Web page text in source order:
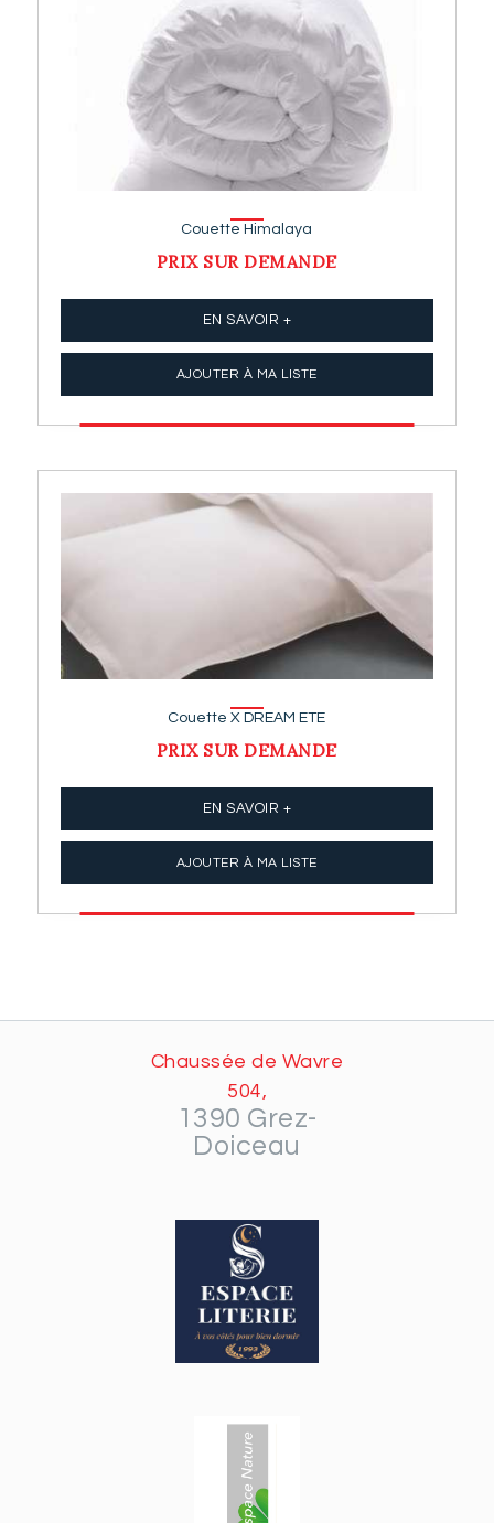
Couette Himalaya
PRIX SUR DEMANDE
EN SAVOIR +
AJOUTER À MA LISTE
Couette X DREAM ETE
PRIX SUR DEMANDE
EN SAVOIR +
AJOUTER À MA LISTE
Chaussée de Wavre
504,
1390 Grez-
Doiceau